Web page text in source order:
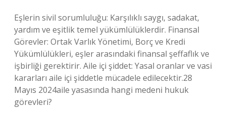
Eşlerin sivil sorumluluğu: Karşılıklı saygı, sadakat,
yardım ve eşitlik temel yükümlülüklerdir. Finansal
Görevler: Ortak Varlık Yönetimi, Borç ve Kredi
Yükümlülükleri, eşler arasındaki finansal şeffaflık ve
işbirliği gerektirir. Aile içi şiddet: Yasal oranlar ve vasi
kararları aile içi şiddetle mücadele edilecektir.28
Mayıs 2024aile yasasında hangi medeni hukuk
görevleri?